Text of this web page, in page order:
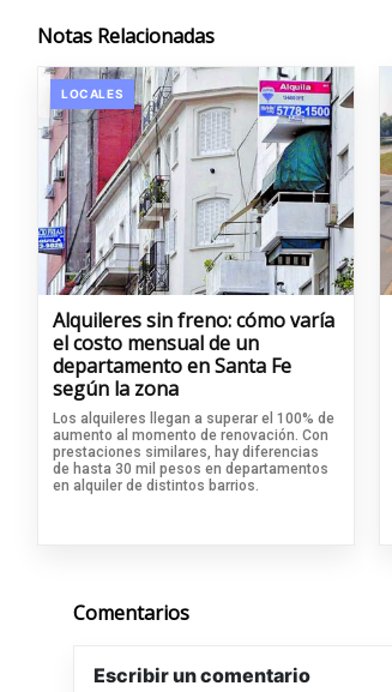
Notas Relacionadas
LOCALES
Alquileres sin freno: cómo varía
el costo mensual de un
departamento en Santa Fe
según la zona
Los alquileres llegan a superar el 100% de
aumento al momento de renovación. Con
prestaciones similares, hay diferencias
de hasta 30 mil pesos en departamentos
en alquiler de distintos barrios.
Comentarios
Escribir un comentario